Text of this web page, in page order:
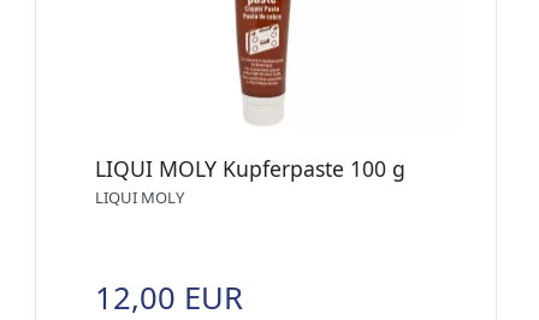
LIQUI MOLY Kupferpaste 100 g
LIQUI MOLY
12,00 EUR